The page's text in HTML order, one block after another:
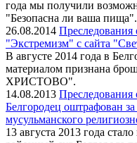
года мы получили
"Безопасна ли ваша пища".
26.08.2014
"Экстремизм" с сайта
В августе 2014 года в
материалом признана
ХРИСТОВО".
14.08.2013
Белгородец оштрафован
мусульманского
13 августа 2013 года